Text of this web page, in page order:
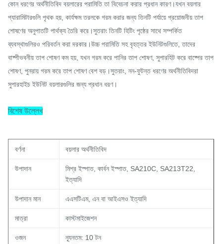
কোন ধরণের অর্থনীতিবিদ বয়লারের পরামিতি তা বিবেচনা করার প্রধান কারণ।যখন বয়লার
প্যারামিটারগুলি পৃথক হয়, কার্যক্ষম তরলকে গরম করার জন্য তিনটি পর্যায়ে প্রয়োজনীয় তাপ
শোষণের অনুপাতটি পার্থক্য তৈরি করে।সুতরাং তিনটি হিটিং পৃষ্ঠের সাথে সম্পর্কিত
ব্যবস্থাগুলিরও পরিবর্তন করা দরকার।উচ্চ পরামিতি সহ বৃহত্তর ইউনিটগুলিতে, তাদের
বাষ্পীভবনীয় তাপ শোষণ কম হয়, যখন গরম করে পানির তাপ শোষণ, সুপারহিট করে বাষ্পের তাপ
শোষণ, পুনরায় গরম করে তাপ শোষণ বেশ বড়।সুতরাং, নন-ফুটন্ত ধরণের অর্থনীতিবিদরা
সুপারহাইচ ইউনিট বয়লারগুলির জন্য প্রধান ধরণ।
বিশেষ উল্লেখ
বর্ণনা বয়লার অর্থনীতিবিদ
উপাদান
মিশ্র ইস্পাত, কার্বন ইস্পাত, SA210C, SA213T22,
ইত্যাদি
উপাদান মান এএসটিএম, এন বা আইএসও ইত্যাদি
মাত্রা কাস্টমাইজেশন
ওজন
ন্যূনতম: 10 টন